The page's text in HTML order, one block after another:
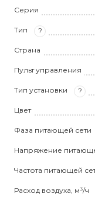
Серия
Тип ?
Страна
Пульт управления
Тип установки ?
Цвет
Фаза питающей сети
Напряжение
Частота питающей
Расход воздуха, м³/ч